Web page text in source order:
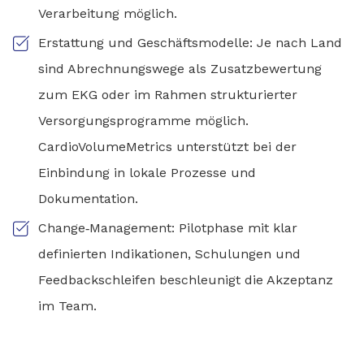
Verarbeitung möglich.
Erstattung und Geschäftsmodelle: Je nach Land
sind Abrechnungswege als Zusatzbewertung
zum EKG oder im Rahmen strukturierter
Versorgungsprogramme möglich.
CardioVolumeMetrics unterstützt bei der
Einbindung in lokale Prozesse und
Dokumentation.
Change‑Management: Pilotphase mit klar
definierten Indikationen, Schulungen und
Feedbackschleifen beschleunigt die Akzeptanz
im Team.